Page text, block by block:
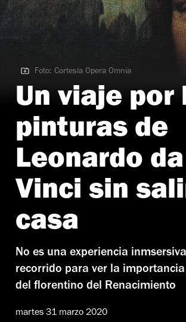
Foto: Cortesía Opera Omnia
Foto: Cortesía Opera Omnia
Un viaje por
pinturas de
Leonardo da
Vinci sin
casa
No es una experiencia
recorrido para ver la
del florentino del Renacimiento
martes 31 marzo 2020